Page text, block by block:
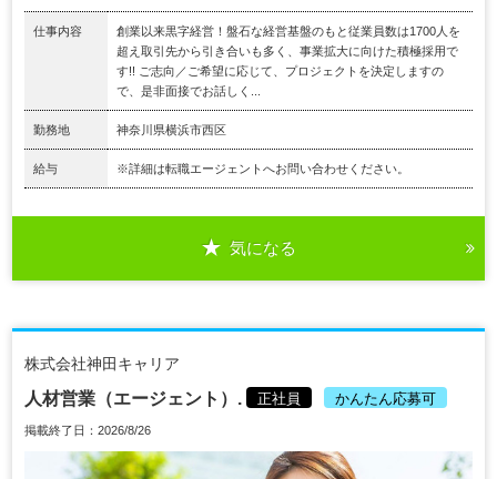
仕事内容
創業以来黒字経営！盤石な経営基盤のもと従業員数は1700人を
超え取引先から引き合いも多く、事業拡大に向けた積極採用で
す!! ご志向／ご希望に応じて、プロジェクトを決定しますの
で、是非面接でお話しく...
勤務地 神奈川県横浜市西区
給与 ※詳細は転職エージェントへお問い合わせください。
気になる
株式会社神田キャリア
人材営業（エージェント）. 正社員 かんたん応募可
掲載終了日：2026/8/26